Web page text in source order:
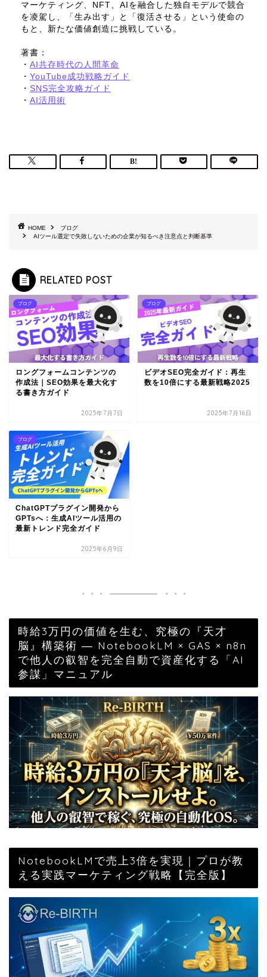
マーケティング、NFT、AIを融合した独自モデルで競合
を凌駕し、「生み出す」と「復活させる」という使命の
もと、新たな価値創造に挑戦している。
著書：
・ AI共存時代の人間革命
・ YouTube成功戦略ガイド
・ SNS完全攻略ガイド
・ AI活用術
HOME
ブログ
AIツール選定で失敗しないための企業が知るべき注意点と判断基準
RELATED POST
ブログ
ロングフォームコンテンツの
作成法｜SEO効果を最大化す
る書き方ガイド
2025年7月7日
ブログ
ビデオSEO完全ガイド：再生
数を10倍にする最新戦略2025
2025年7月16日
ブログ
ChatGPTプラグイン開発から
GPTsへ：生成AIツール活用の
最新トレンド完全ガイド
2025年6月9日
時給3万円の価値を生む、究極の『天才
脳』構築術 ― NotebookLM × GAS × n8n
で他人の叡智を完全自動で資産化する「AI
参謀」マニュアル
NotebookLMで売上3倍を実現｜プロが教
える実践マーケティング戦略【完全版】